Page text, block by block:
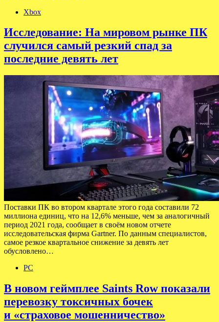
Xbox
Исследование: На мировом рынке ПК
случился самый резкий спад за
последние девять лет
Поставки ПК во втором квартале этого года составили 72
миллиона единиц, что на 12,6% меньше, чем за аналогичный
период 2021 года, сообщает в своём новом отчете
исследовательская фирма Gartner. По данным специалистов,
самое резкое квартальное снижение за девять лет
обусловлено…
PC
В новом геймплее Saints Row показали
перевозку токсичных бочек
и «страховое мошенничество»